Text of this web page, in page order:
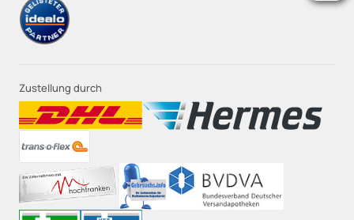
Zustellung durch